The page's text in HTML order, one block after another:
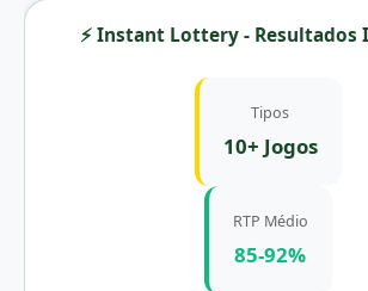
⚡ Instant Lottery - Resultados
Tipos
10+ Jogos
RTP Médio
85-92%